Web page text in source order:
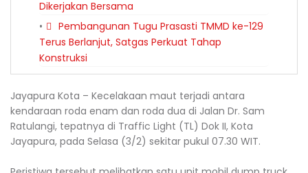
Dikerjakan Bersama
Pembangunan Tugu Prasasti TMMD ke-129
Terus Berlanjut, Satgas Perkuat Tahap
Konstruksi
Jayapura Kota – Kecelakaan maut terjadi antara
kendaraan roda enam dan roda dua di Jalan Dr. Sam
Ratulangi, tepatnya di Traffic Light (TL) Dok II, Kota
Jayapura, pada Selasa (3/2) sekitar pukul 07.30 WIT.